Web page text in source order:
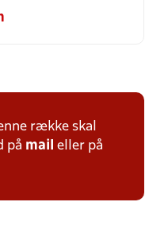
række skal
på mail eller på